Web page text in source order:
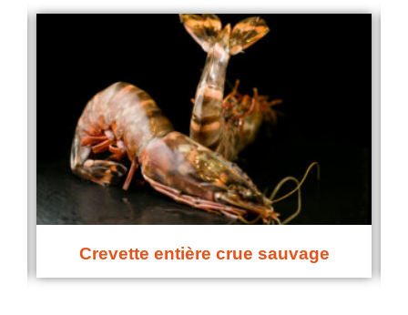
Crevette PTO crue